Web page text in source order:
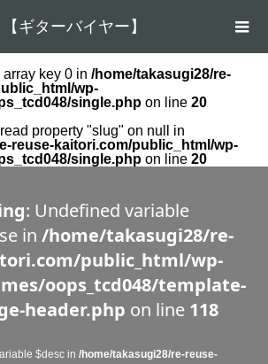
ギターバイヤー】
key 0 in /home/takasugi28/re-
wp-
single.php on line 20
property "slug" on null in
reuse-kaitori.com/public_html/wp-
single.php on line 20
: Undefined variable
in /home/takasugi28/re-
public_html/wp-
oops_tcd048/template-
header.php on line 118
$desc in /home/takasugi28/re-reuse-